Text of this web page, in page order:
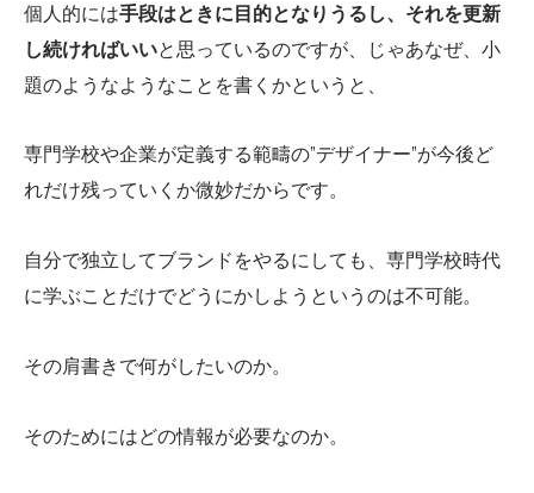
個人的には手段はときに目的となりうるし、それを更新
し続ければいいと思っているのですが、じゃあなぜ、小
題のようなようなことを書くかというと、
専門学校や企業が定義する範疇の”デザイナー”が今後ど
れだけ残っていくか微妙だからです。
自分で独立してブランドをやるにしても、専門学校時代
に学ぶことだけでどうにかしようというのは不可能。
その肩書きで何がしたいのか。
そのためにはどの情報が必要なのか。